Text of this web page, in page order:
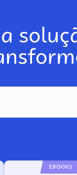
EBOOKS